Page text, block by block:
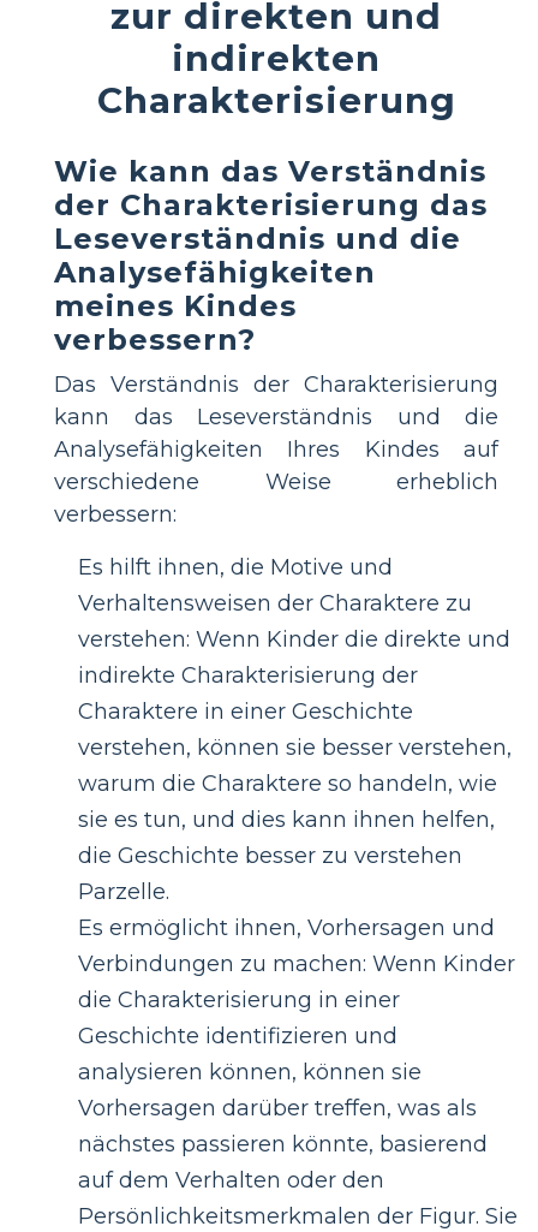
zur direkten und
indirekten
Charakterisierung
Wie kann das Verständnis
der Charakterisierung das
Leseverständnis und die
Analysefähigkeiten
meines Kindes
verbessern?
Das Verständnis der Charakterisierung
kann das Leseverständnis und die
Analysefähigkeiten Ihres Kindes auf
verschiedene Weise erheblich
verbessern:
Es hilft ihnen, die Motive und
Verhaltensweisen der Charaktere zu
verstehen: Wenn Kinder die direkte und
indirekte Charakterisierung der
Charaktere in einer Geschichte
verstehen, können sie besser verstehen,
warum die Charaktere so handeln, wie
sie es tun, und dies kann ihnen helfen,
die Geschichte besser zu verstehen
Parzelle.
Es ermöglicht ihnen, Vorhersagen und
Verbindungen zu machen: Wenn Kinder
die Charakterisierung in einer
Geschichte identifizieren und
analysieren können, können sie
Vorhersagen darüber treffen, was als
nächstes passieren könnte, basierend
auf dem Verhalten oder den
Persönlichkeitsmerkmalen der Figur. Sie